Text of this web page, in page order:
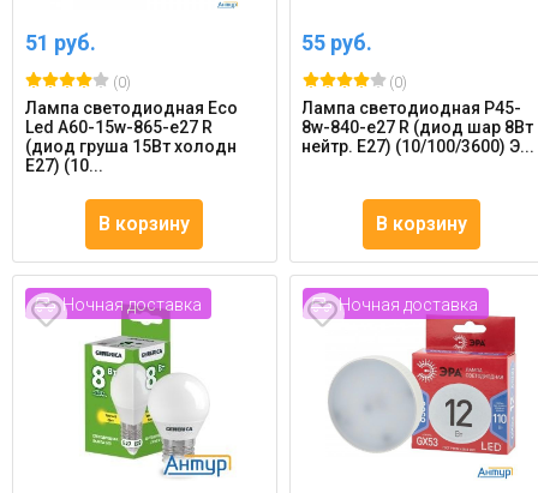
51 руб.
(0)
Лампа светодиодная Eco
Led A60-15w-865-e27 R
(диод груша 15Вт холодн
E27) (10...
В корзину
55 руб.
(0)
Лампа светодиодная P45-
8w-840-e27 R (диод шар 8Вт
нейтр. E27) (10/100/3600) Э...
В корзину
Ночная доставка Ночная доставка